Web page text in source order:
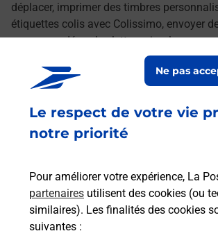
Le respect de votre vie
notre priorité
Pour améliorer votre expérience, La
partenaires utilisent des cookies (ou
similaires). Les finalités des cookies
suivantes :
Ne pas
déplacer, imprimer des timbres
étiquettes colis avec Colissimo, envoyer
recommandées, des lettres simples ou
votre courrier à votre nouvelle adresse.
voulez, où vous voulez.
Découvrez toutes les offres et